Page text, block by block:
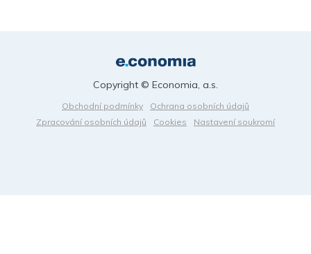
Obchodní podmínky
Ochrana osobních údajů
Zpracování osobních údajů
Cookies Nastavení soukromí
Copyright © Economia, a.s.